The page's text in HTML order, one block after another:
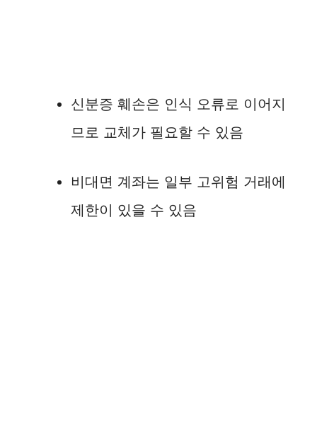
신분증 훼손은 인식 오류로 이어지
므로 교체가 필요할 수 있음
비대면 계좌는 일부 고위험 거래에
제한이 있을 수 있음